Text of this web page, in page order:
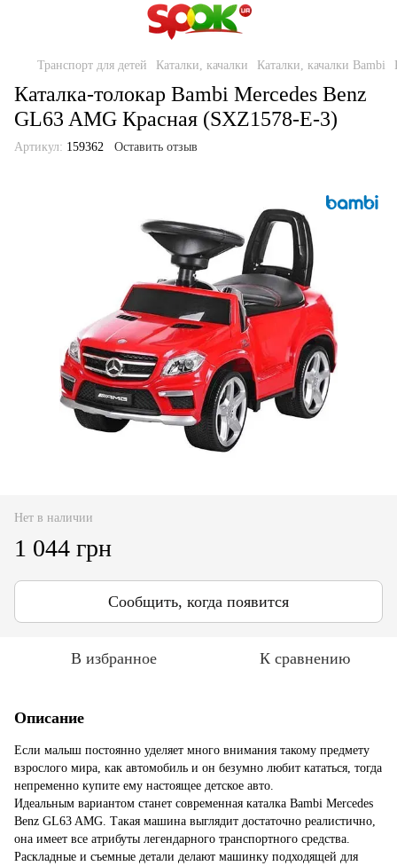
Транспорт для детей Каталки, качалки Каталки, качалки Bambi
Каталка-толокар Bambi Mercedes Benz
GL63 AMG Красная (SXZ1578-E-3)
Артикул: 159362 Оставить отзыв
Нет в наличии
1 044 грн
Сообщить, когда появится
В избранное К сравнению
Описание
Если малыш постоянно уделяет много внимания такому предмету
взрослого мира, как автомобиль и он безумно любит кататься, тогда
непременно купите ему настоящее детское авто.
Идеальным вариантом станет современная каталка Bambi Mercedes
Benz GL63 AMG. Такая машина выглядит достаточно реалистично,
она имеет все атрибуты легендарного транспортного средства.
Раскладные и съемные детали делают машинку подходящей для